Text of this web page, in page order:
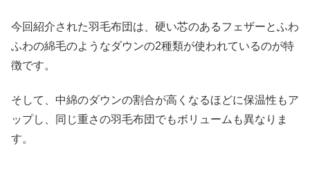
今回紹介された羽毛布団は、硬い芯のあるフェザーとふわ
ふわの綿毛のようなダウンの2種類が使われているのが特
徴です。
そして、中綿のダウンの割合が高くなるほどに保温性もア
ップし、同じ重さの羽毛布団でもボリュームも異なりま
す。